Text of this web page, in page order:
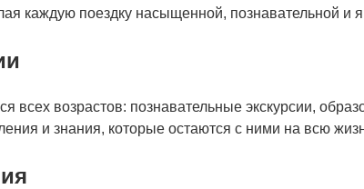
каждую поездку насыщенной, познавательной и
возрастов: познавательные экскурсии,
и знания, которые остаются с ними на всю